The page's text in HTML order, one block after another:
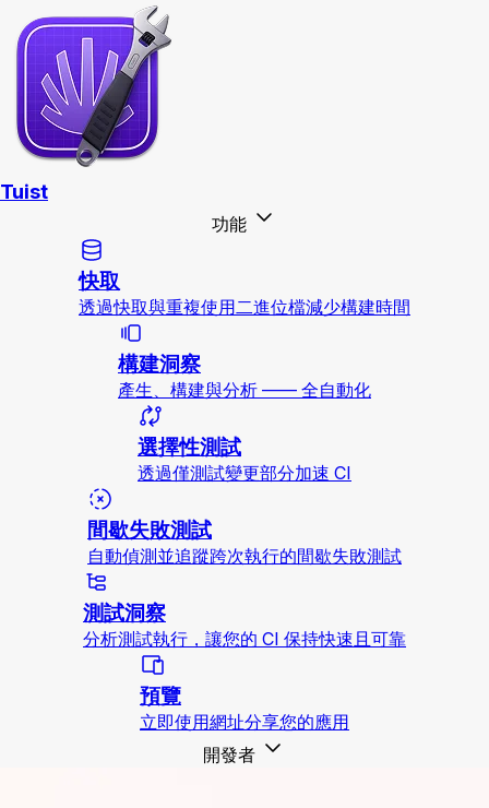
Tuist
功能
快取
透過快取與重複使用二進位檔減少構建時間
構建洞察
產生、構建與分析 —— 全自動化
選擇性測試
透過僅測試變更部分加速 CI
間歇失敗測試
自動偵測並追蹤跨次執行的間歇失敗測試
測試洞察
分析測試執行，讓您的 CI 保持快速且可靠
預覽
立即使用網址分享您的應用
開發者